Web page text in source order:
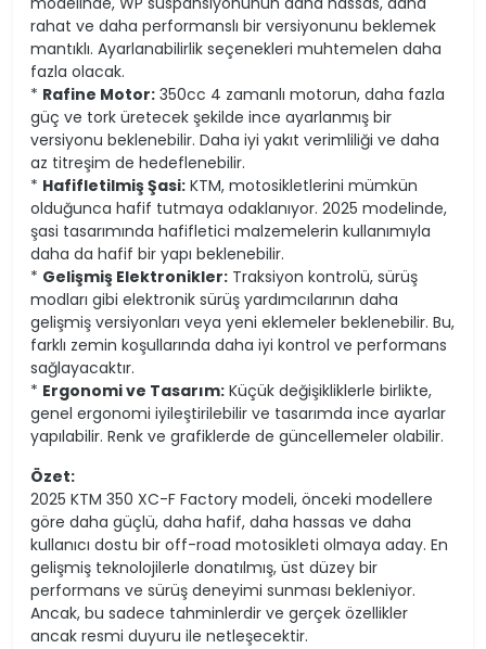
rahat ve daha performanslı bir versiyonunu beklemek
mantıklı. Ayarlanabilirlik seçenekleri muhtemelen daha
fazla olacak.
* Rafine Motor: 350cc 4 zamanlı motorun, daha fazla
güç ve tork üretecek şekilde ince ayarlanmış bir
versiyonu beklenebilir. Daha iyi yakıt verimliliği ve daha
az titreşim de hedeflenebilir.
* Hafifletilmiş Şasi: KTM, motosikletlerini mümkün
olduğunca hafif tutmaya odaklanıyor. 2025 modelinde,
şasi tasarımında hafifletici malzemelerin kullanımıyla
daha da hafif bir yapı beklenebilir.
* Gelişmiş Elektronikler: Traksiyon kontrolü, sürüş
modları gibi elektronik sürüş yardımcılarının daha
gelişmiş versiyonları veya yeni eklemeler beklenebilir. Bu,
farklı zemin koşullarında daha iyi kontrol ve performans
sağlayacaktır.
* Ergonomi ve Tasarım: Küçük değişikliklerle birlikte,
genel ergonomi iyileştirilebilir ve tasarımda ince ayarlar
yapılabilir. Renk ve grafiklerde de güncellemeler olabilir.
Özet:
2025 KTM 350 XC-F Factory modeli, önceki modellere
göre daha güçlü, daha hafif, daha hassas ve daha
kullanıcı dostu bir off-road motosikleti olmaya aday. En
gelişmiş teknolojilerle donatılmış, üst düzey bir
performans ve sürüş deneyimi sunması bekleniyor.
Ancak, bu sadece tahminlerdir ve gerçek özellikler
ancak resmi duyuru ile netleşecektir.